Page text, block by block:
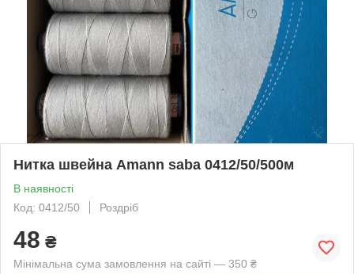
Нитка швейна Amann saba 0412/50/500м
В наявності
Код: 0412/50
Роздріб
48 ₴
Мінімальна сума замовлення на сайті — 350 ₴